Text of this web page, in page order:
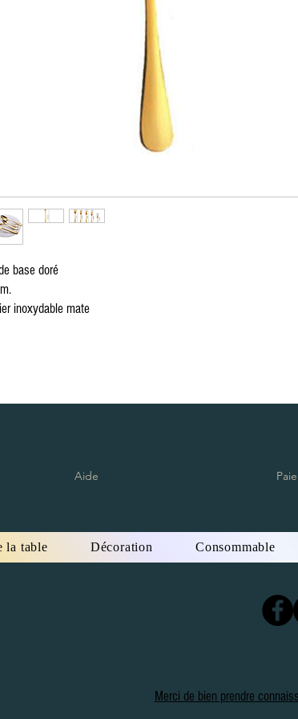
Round Table, Rectangular Table, High Table, Table Mange débout, Table cover, Round tablecloth, square
event, separation, partition, wooden chair, plexiglass chair, Mirror, Table decoration, Wedding, Tableware,
Chair cover, Napkin, Vegetation, Totem, Stele, Pipe and Dripe, Curtains, screen,
Bern Freiburg Zürich, Möbelverleih in Lausanne Bern Freiburg Zürich, Stuhlverleih in Lausanne Bern
in der Schweiz, Vermietung von Möbeln in Lausanne, Vermietung von Möbeln in Montreux,
Möbeln in Genf, Vermietung von Möbeln in Bern, Vermietung von Möbeln in Bale, Vermietung von Möbeln in
in Bern Vevey, Möbelverleih in Yverdon, Möbelverleih in Graubünden, Möbelverleih im Jura,
Country Möbelverleih, Liestal Möbelverleih, Freiburger Möbelverleih, Glarus Möbelverleih , Vermietung von
von Möbeln Schaffhausen, Vermietung von Möbeln Sarnen, Vermietung von Möbeln Stans, Vermietung von
Vermietung von Möbeln Frauenfeld, Vermietung von Möbeln Tessin, Vermietung von Möbeln
Tisch, hoher Tisch, Tischdekoration, Tischdecke, runde Tischdecke, quadratische Tischdecke,
Trennung, Trennwand, Holzstuhl, Plexiglasstuhl, Spiegel, Tischdekoration, Hochzeit, Geschirr,
Stuhlbezug, Serviette, Vegetation, Totem, Stele, Pipe and Dripe, Vorhänge, Bildschirm,
base doré
inoxydable mate
la table Décoration Consommable
Merci de bien prendre
Aide